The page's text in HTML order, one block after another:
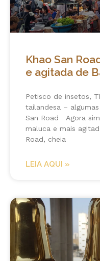
Khao San
e agitada de
Petisco de insetos,
tailandesa –
San Road Agora
maluca e mais
Road, cheia
LEIA AQUI »